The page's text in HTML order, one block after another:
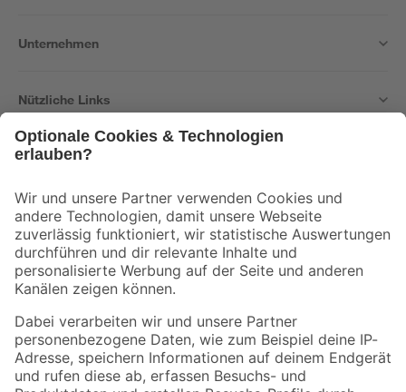
Unternehmen
Nützliche Links
Der toom Newsletter: Keine Angebote und Aktionen mehr verpassen!
Zur Newsletter Anmeldung
Folge uns
Zahlungsarten Versandarten